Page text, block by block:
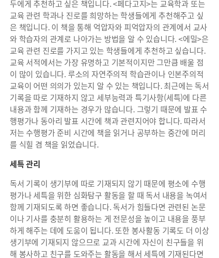
두에게 추천하고 싶은 책입니다. <페다고지>는 교육학과 또는
교육 관련 학과나 진로를 희망하는 학생들에게 추천해주고 싶
은 책입니다. 이 책을 통해 억압자와 피억압자의 관계에서 교사
와 학습자의 관계로 나아가는 방법을 알 수 있습니다. <에밀>은
교육 관련 진로를 가지고 있는 학생들에게 추천하고 싶습니다.
교육 서적에서는 가장 유명하고 기본적이지만 그만큼 배울 점
이 많이 있습니다. 루소의 자연주의적 학습관이나 인본주의적
교육이 어떤 의의가 있는지 알 수 있는 책입니다. 최근에는 독서
기록을 따로 기재하지 않고 세부능력과 특기사항(세특)에 다른
내용과 함께 기재하는 경우가 많습니다. 그렇기 때문에 발표 수
행평가나 동아리 발표 시간에 책과 관련지어야 합니다. 따라서
저는 수행평가 준비 시간에 책을 읽거나 공부하는 중간에 머리
를 식힐 겸 책을 읽었습니다.
세특 관리
독서 기록이 생기부에 따로 기재되지 않기 때문에 평소에 수행
평가나 세특을 위한 심화탐구 활동을 할 때 독서 내용을 녹여서
함께 기재되도록 하면 좋습니다. 독서가 힘들다면 관련된 논문
이나 기사를 충분히 활용하는 게 전문성을 높이고 내용을 풍부
하게 해주는 데에 도움이 됩니다. 또한 봉사활동 기록도 더 이상
생기부에 기재되지 않으므로 교과 시간에 자신이 친구들을 위
해 봉사하고 친구를 도와주는 활동을 해서 세특에 기재된다면